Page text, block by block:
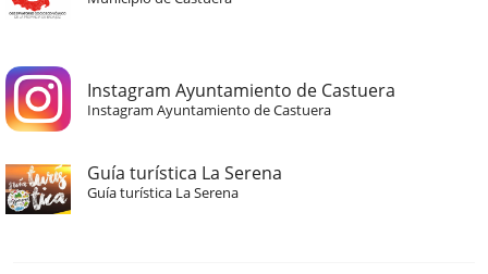
Instagram Ayuntamiento de Castuera
Instagram Ayuntamiento de Castuera
Guía turística La Serena
Guía turística La Serena